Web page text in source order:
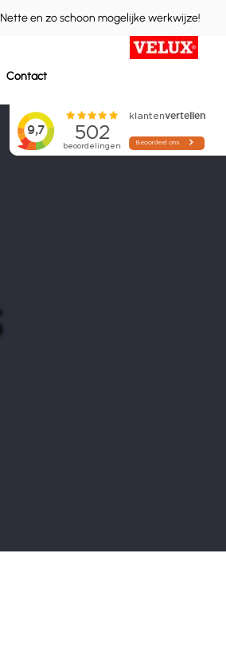
Nette en zo schoon mogelijke werkwijze!
Contact